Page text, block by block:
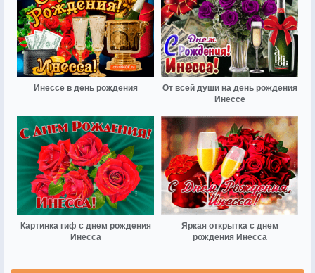
Инессе в день рождения
От всей души на день рождения
Инессе
Картинка гиф с днем рождения
Инесса
Яркая открытка с днем
рождения Инесса